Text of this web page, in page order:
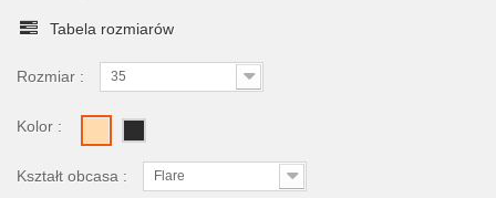
Tabela rozmiarów
Rozmiar : 35
Kolor :
Kształt obcasa : Flare